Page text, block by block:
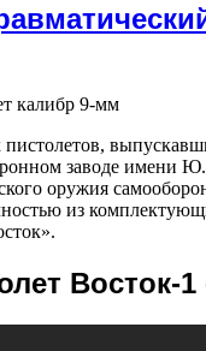
пистолетов,
заводе имени
оружия
из
Восток-